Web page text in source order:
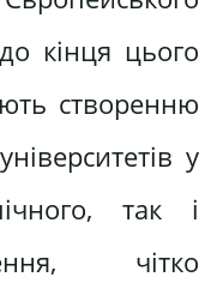
кінця цього
створенню
у
так і
чітко